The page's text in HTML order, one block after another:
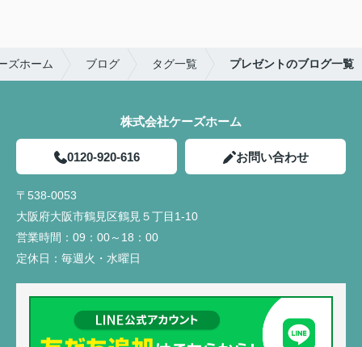
ズホーム ブログ タグ一覧 プレゼントのブログ一覧
株式会社ケーズホーム
0120-920-616 お問い合わせ
〒538-0053
大阪府大阪市鶴見区鶴見５丁目1-10
営業時間： 09：00～18：00
定休日： 毎週火・水曜日